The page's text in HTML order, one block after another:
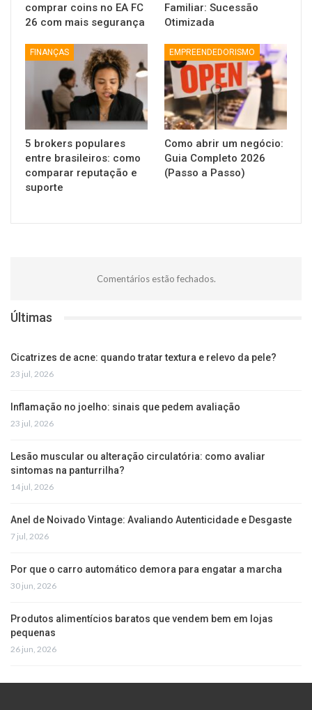
comprar coins no EA FC
26 com mais segurança
Familiar: Sucessão
Otimizada
FINANÇAS
5 brokers populares
entre brasileiros: como
comparar reputação e
suporte
EMPREENDEDORISMO
Como abrir um negócio:
Guia Completo 2026
(Passo a Passo)
Comentários estão fechados.
Últimas
Cicatrizes de acne: quando tratar textura e relevo da pele?
23 jul, 2026
Inflamação no joelho: sinais que pedem avaliação
23 jul, 2026
Lesão muscular ou alteração circulatória: como avaliar
sintomas na panturrilha?
14 jul, 2026
Anel de Noivado Vintage: Avaliando Autenticidade e Desgaste
7 jul, 2026
Por que o carro automático demora para engatar a marcha
30 jun, 2026
Produtos alimentícios baratos que vendem bem em lojas
pequenas
26 jun, 2026